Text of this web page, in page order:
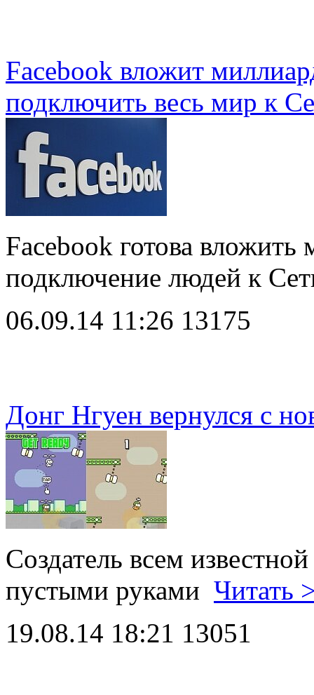
Facebook вложит
подключить весь мир к
Facebook готова
подключение людей к
06.09.14 11:26 13175
Донг Нгуен вернулся с
Создатель всем
пустыми руками Читать
19.08.14 18:21 13051